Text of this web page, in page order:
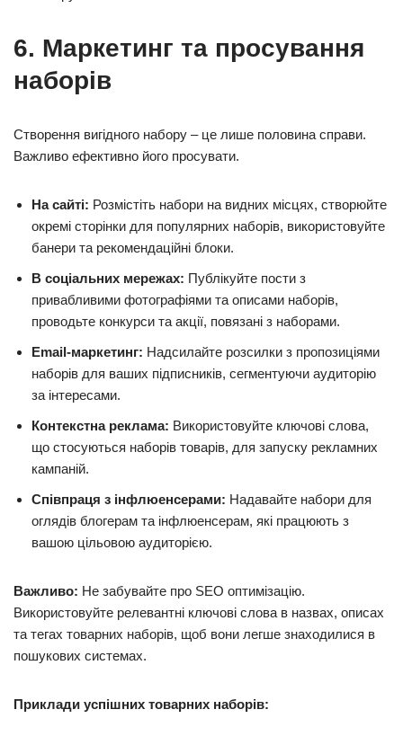
6. Маркетинг та просування
наборів
Створення вигідного набору – це лише половина справи.
Важливо ефективно його просувати.
На сайті: Розмістіть набори на видних місцях, створюйте
окремі сторінки для популярних наборів, використовуйте
банери та рекомендаційні блоки.
В соціальних мережах: Публікуйте пости з
привабливими фотографіями та описами наборів,
проводьте конкурси та акції, повязані з наборами.
Email-маркетинг: Надсилайте розсилки з пропозиціями
наборів для ваших підписників, сегментуючи аудиторію
за інтересами.
Контекстна реклама: Використовуйте ключові слова,
що стосуються наборів товарів, для запуску рекламних
кампаній.
Співпраця з інфлюенсерами: Надавайте набори для
оглядів блогерам та інфлюенсерам, які працюють з
вашою цільовою аудиторією.
Важливо: Не забувайте про SEO оптимізацію.
Використовуйте релевантні ключові слова в назвах, описах
та тегах товарних наборів, щоб вони легше знаходилися в
пошукових системах.
Приклади успішних товарних наборів: